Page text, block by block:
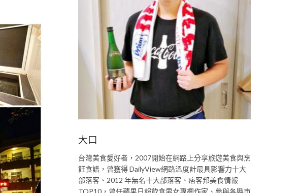
大口
台灣美食愛好者，2007開始在網路上分享旅遊美食與烹
飪食譜，曾獲得 DailyView網路溫度計最具影響力十大
部落客、2012 年無名十大部落客、痞客邦美食情報